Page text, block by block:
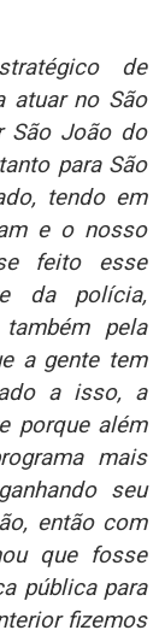
de
atuar no São
São João do
para São
tendo em
e o nosso
feito esse
da polícia,
pela
a gente tem
a isso, a
porque além
mais
seu
então com
que fosse
pública para
fizemos